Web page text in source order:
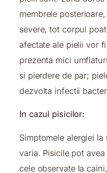
membrele
severe, tot corpul
afectate ale pielii vor
prezenta mici
si pierdere de par;
dezvolta infectii
In cazul pisicilor:
Simptomele alergiei
varia. Pisicile pot
cele observate la